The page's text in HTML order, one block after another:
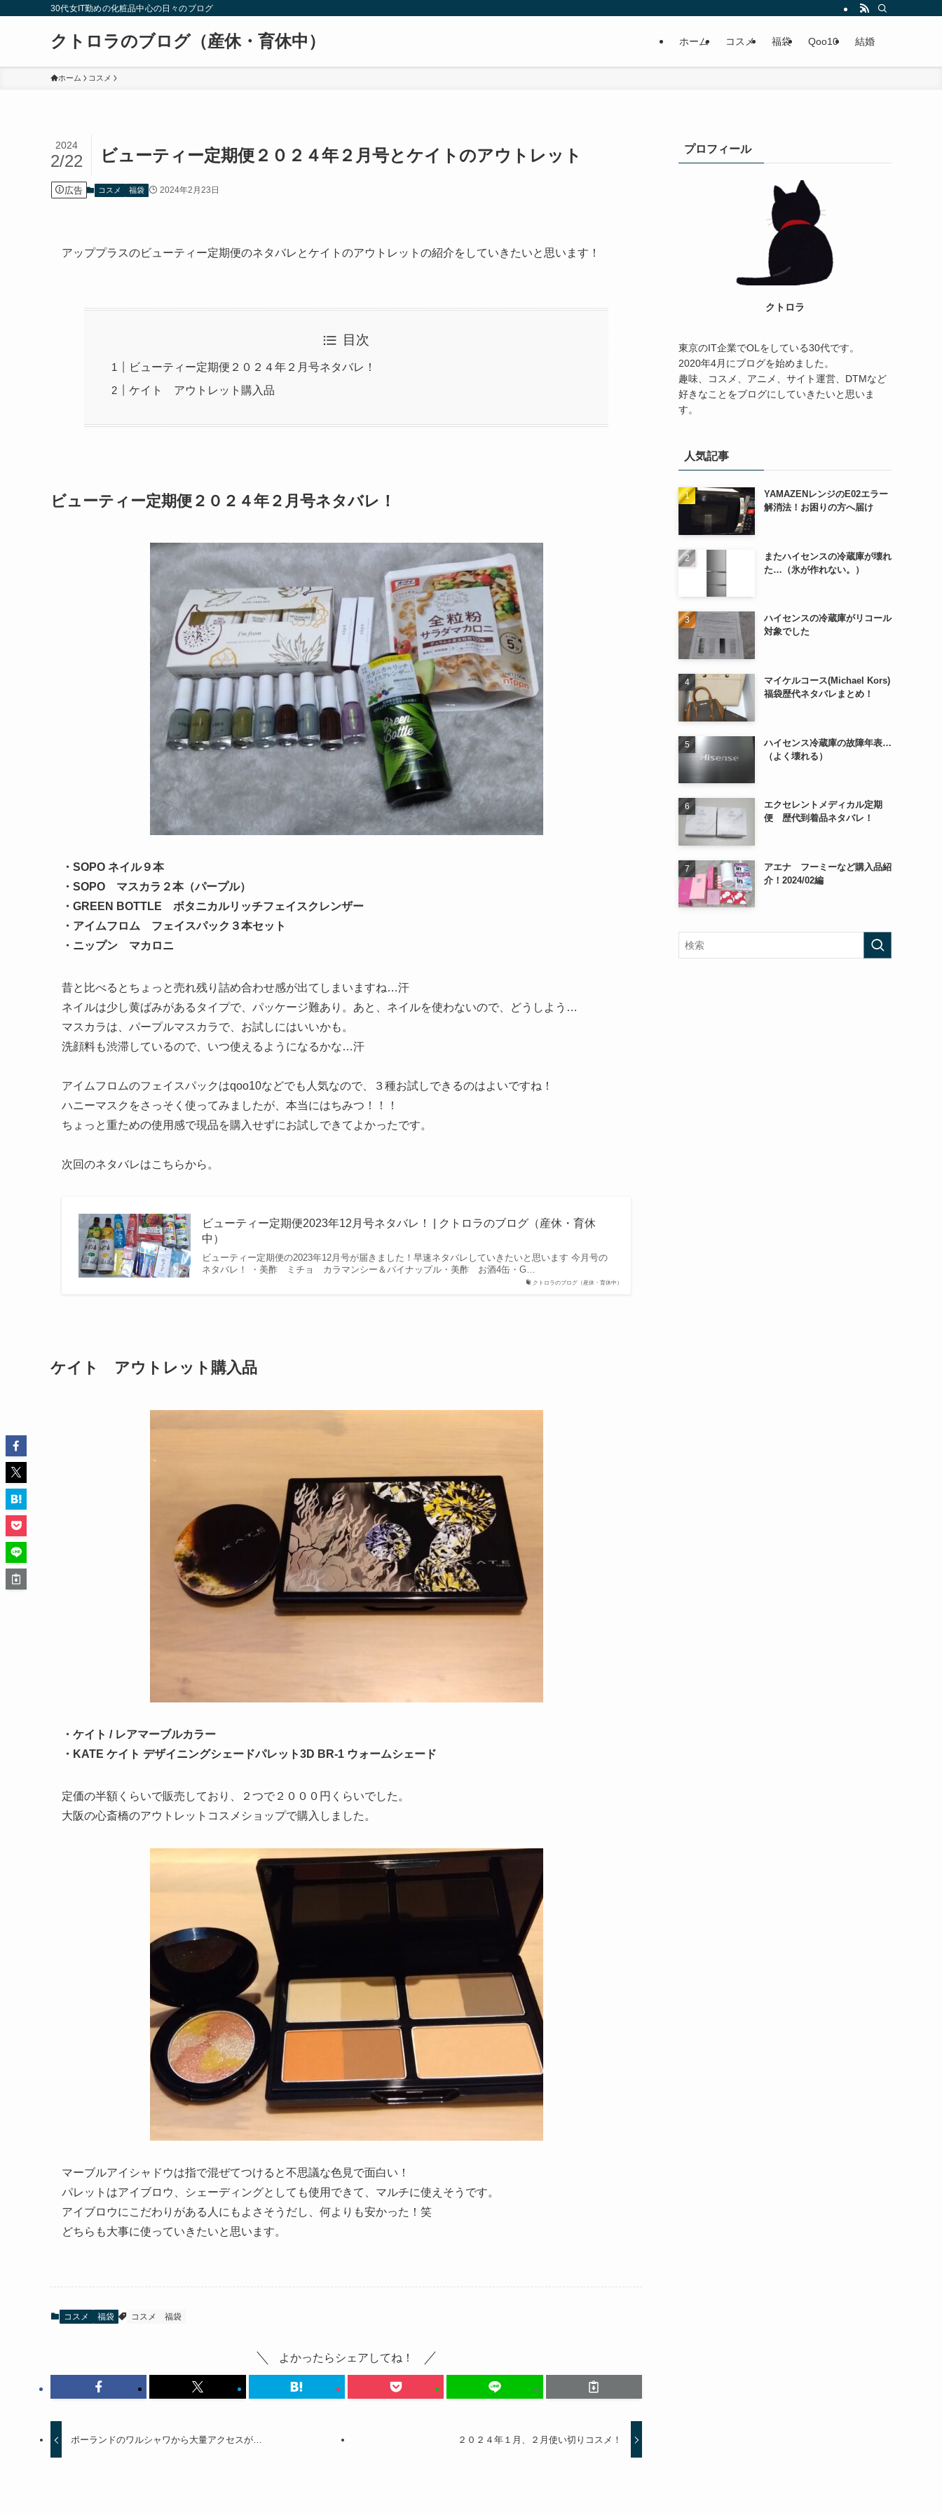
30代女IT勤めの化粧品中心の日々のブログ
クトロラのブログ（産休・育休中） ホーム コスメ 福袋 Qoo10 結婚
ホーム コスメ
ビューティー定期便２０２４年２月号とケイトのアウトレット
2024
2/22
広告 コスメ 福袋 2024年2月23日
アッププラスのビューティー定期便のネタバレとケイトのアウトレットの紹介をしていきたいと思います！
目次
ビューティー定期便２０２４年２月号ネタバレ！
ケイト アウトレット購入品
ビューティー定期便２０２４年２月号ネタバレ！
・SOPO ネイル９本
・SOPO マスカラ２本（パープル）
・GREEN BOTTLE ボタニカルリッチフェイスクレンザー
・アイムフロム フェイスパック３本セット
・ニップン マカロニ
昔と比べるとちょっと売れ残り詰め合わせ感が出てしまいますね…汗
ネイルは少し黄ばみがあるタイプで、パッケージ難あり。あと、ネイルを使わないので、どうしよう…
マスカラは、パープルマスカラで、お試しにはいいかも。
洗顔料も渋滞しているので、いつ使えるようになるかな…汗
アイムフロムのフェイスパックはqoo10などでも人気なので、３種お試しできるのはよいですね！
ハニーマスクをさっそく使ってみましたが、本当にはちみつ！！！
ちょっと重ための使用感で現品を購入せずにお試しできてよかったです。
次回のネタバレはこちらから。
クトロラのブログ（産休・育休中）
ビューティー定期便2023年12月号ネタバレ！ | クトロラのブログ（産休・育休
中）
ビューティー定期便の2023年12月号が届きました！早速ネタバレしていきたいと思います 今月号の
ネタバレ！ ・美酢 ミチョ カラマンシー＆パイナップル・美酢 お酒4缶・G…
ケイト アウトレット購入品
・ケイト / レアマーブルカラー
・KATE ケイト デザイニングシェードパレット3D BR-1 ウォームシェード
定価の半額くらいで販売しており、２つで２０００円くらいでした。
大阪の心斎橋のアウトレットコスメショップで購入しました。
マーブルアイシャドウは指で混ぜてつけると不思議な色見で面白い！
パレットはアイブロウ、シェーディングとしても使用できて、マルチに使えそうです。
アイブロウにこだわりがある人にもよさそうだし、何よりも安かった！笑
どちらも大事に使っていきたいと思います。
コスメ 福袋 コスメ 福袋
よかったらシェアしてね！
ポーランドのワルシャワから大量アクセスが… ２０２４年１月、２月使い切りコスメ！
プロフィール
クトロラ
東京のIT企業でOLをしている30代です。
2020年4月にブログを始めました。
趣味、コスメ、アニメ、サイト運営、DTMなど
好きなことをブログにしていきたいと思いま
す。
人気記事
YAMAZENレンジのE02エラー
解消法！お困りの方へ届け
またハイセンスの冷蔵庫が壊れ
た…（氷が作れない。）
ハイセンスの冷蔵庫がリコール
対象でした
マイケルコース(Michael Kors)
福袋歴代ネタバレまとめ！
ハイセンス冷蔵庫の故障年表…
（よく壊れる）
エクセレントメディカル定期
便 歴代到着品ネタバレ！
アエナ フーミーなど購入品紹
介！2024/02編